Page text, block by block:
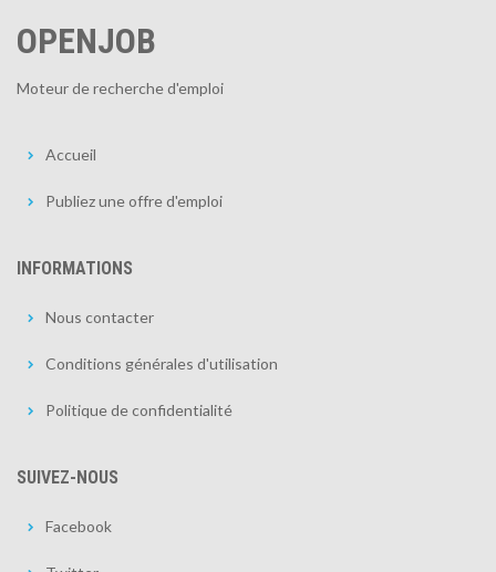
OPENJOB
Moteur de recherche d'emploi
Accueil
Publiez une offre d'emploi
INFORMATIONS
Nous contacter
Conditions générales d'utilisation
Politique de confidentialité
SUIVEZ-NOUS
Facebook